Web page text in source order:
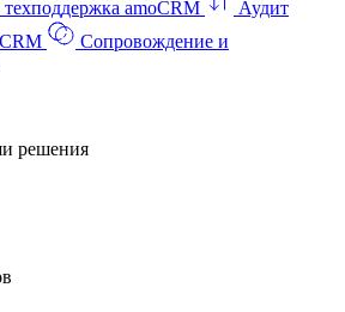
amoCRM
Аудит
Сопровождение и
решения